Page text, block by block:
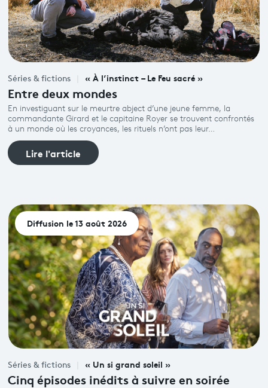
Séries & fictions « À l’instinct – Le Feu sacré »
Entre deux mondes
En investiguant sur le meurtre abject d’une jeune femme, la
commandante Girard et le capitaine Royer se trouvent confrontés
à un monde où les croyances, les rituels n’ont pas leur…
Lire l'article
Diffusion le 13 août 2026
Séries & fictions « Un si grand soleil »
Cinq épisodes inédits à suivre en soirée